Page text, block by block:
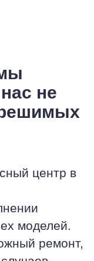
не
центр в
моделей.
ремонт,